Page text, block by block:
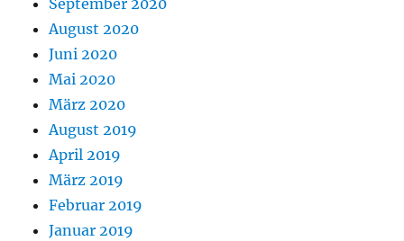
September 2020
August 2020
Juni 2020
Mai 2020
März 2020
August 2019
April 2019
März 2019
Februar 2019
Januar 2019